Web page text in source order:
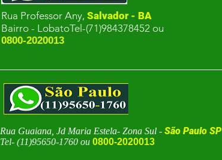
Rua Professor Any, Salvador - BA
Bairro - LobatoTel-(71)984378452 ou
0800-2020013
Rua Guaiana, Jd Maria Estela- Zona Sul - São Paulo SP
Tel- (11)95650-1760 ou 0800-2020013